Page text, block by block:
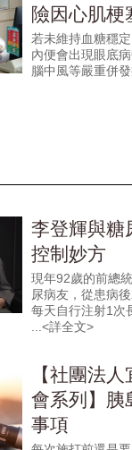
險因心肌梗
若未維持血糖穩
內便會出現眼底
腦中風等嚴重併發
李登輝與糖
控制妙方
現年92歲的前總
尿病友，從患病
每天自行注射1次
【社團法
會系列】胰
事項